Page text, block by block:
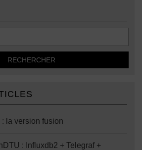
la version fusion
: Influxdb2 + Telegraf +